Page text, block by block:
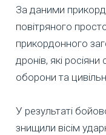
За даними
повітряного
прикордонного
дронів, які
оборони та
У результаті
знищили вісім